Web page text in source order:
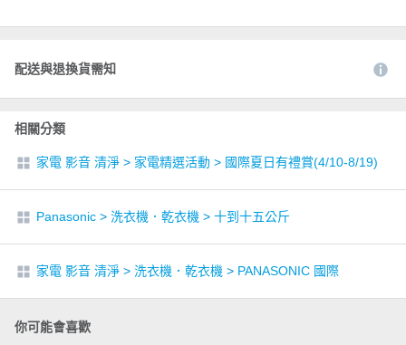
配送與退換貨需知
相關分類
家電 影音 清淨 > 家電精選活動 > 國際夏日有禮賞(4/10-8/19)
Panasonic > 洗衣機．乾衣機 > 十到十五公斤
家電 影音 清淨 > 洗衣機．乾衣機 > PANASONIC 國際
你可能會喜歡